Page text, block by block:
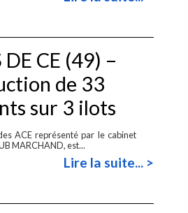
CE (49) –
de 33
sur 3 ilots
ACE représenté par le cabinet
MARCHAND, est...
Lire la suite... >